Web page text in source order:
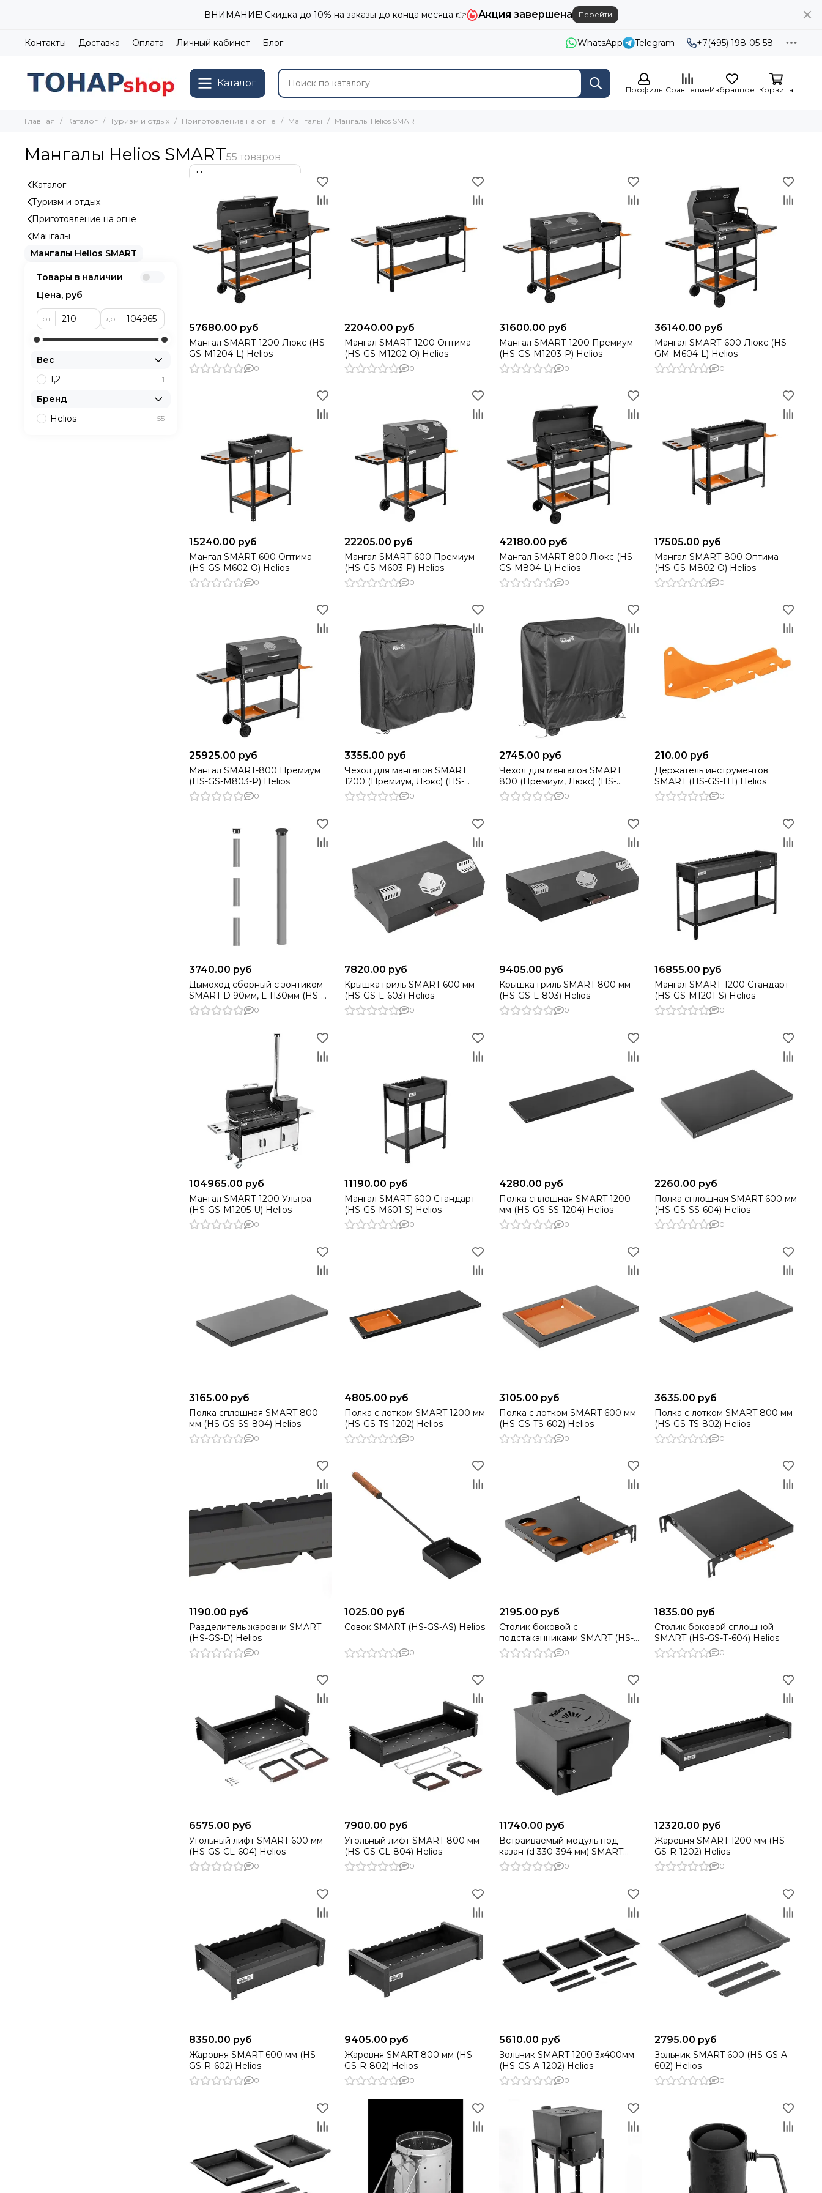
ВНИМАНИЕ! Скидка до 10% на заказы до конца месяца 👉 Акция завершена Перейти
Контакты Доставка Оплата Личный кабинет Блог WhatsApp Telegram +7(495) 198-05-58
Каталог
Профиль СравнениеИзбранное Корзина
Главная Каталог Туризм и отдых Приготовление на огне Мангалы Мангалы Helios SMART
Мангалы Helios SMART
57680.00 руб
Мангал SMART-1200 Люкс (HS-
GS-M1204-L) Helios
0
22040.00 руб
Мангал SMART-1200 Оптима
(HS-GS-M1202-O) Helios
0
31600.00 руб
Мангал SMART-1200 Премиум
(HS-GS-M1203-P) Helios
0
36140.00 руб
Мангал SMART-600 Люкс (HS-
GM-M604-L) Helios
0
15240.00 руб
Мангал SMART-600 Оптима
(HS-GS-M602-O) Helios
0
22205.00 руб
Мангал SMART-600 Премиум
(HS-GS-M603-P) Helios
0
42180.00 руб
Мангал SMART-800 Люкс (HS-
GS-M804-L) Helios
0
17505.00 руб
Мангал SMART-800 Оптима
(HS-GS-M802-O) Helios
0
25925.00 руб
Мангал SMART-800 Премиум
(HS-GS-M803-P) Helios
0
3355.00 руб
Чехол для мангалов SMART
1200 (Премиум, Люкс) (HS-
C1200PL) Helios
0
2745.00 руб
Чехол для мангалов SMART
800 (Премиум, Люкс) (HS-
C800PL) Helios0
210.00 руб
Держатель инструментов
SMART (HS-GS-HT) Helios
0
3740.00 руб
Дымоход сборный с зонтиком
SMART D 90мм, L 1130мм (HS-
GS-D-3) Helios 0
7820.00 руб
Крышка гриль SMART 600 мм
(HS-GS-L-603) Helios
0
9405.00 руб
Крышка гриль SMART 800 мм
(HS-GS-L-803) Helios
0
16855.00 руб
Мангал SMART-1200 Стандарт
(HS-GS-M1201-S) Helios
0
104965.00 руб
Мангал SMART-1200 Ультра
(HS-GS-M1205-U) Helios
0
11190.00 руб
Мангал SMART-600 Стандарт
(HS-GS-M601-S) Helios
0
4280.00 руб
Полка сплошная SMART 1200
мм (HS-GS-SS-1204) Helios
0
2260.00 руб
Полка сплошная SMART 600 мм
(HS-GS-SS-604) Helios
0
3165.00 руб
Полка сплошная SMART 800
мм (HS-GS-SS-804) Helios
0
4805.00 руб
Полка с лотком SMART 1200 мм
(HS-GS-TS-1202) Helios
0
3105.00 руб
Полка с лотком SMART 600 мм
(HS-GS-TS-602) Helios
0
3635.00 руб
Полка с лотком SMART 800 мм
(HS-GS-TS-802) Helios
0
1190.00 руб
Разделитель жаровни SMART
(HS-GS-D) Helios
0
1025.00 руб
Совок SMART (HS-GS-AS) Helios
0
2195.00 руб
Столик боковой c
подстаканниками SMART (HS-
GS-ТGH-602) Helios
0
1835.00 руб
Столик боковой сплошной
SMART (HS-GS-Т-604) Helios
0
6575.00 руб
Угольный лифт SMART 600 мм
(HS-GS-CL-604) Helios
0
7900.00 руб
Угольный лифт SMART 800 мм
(HS-GS-CL-804) Helios
0
11740.00 руб
Встраиваемый модуль под
казан (d 330-394 мм) SMART
(HS-GS-BMK) Helios
0
12320.00 руб
Жаровня SMART 1200 мм (HS-
GS-R-1202) Helios
0
8350.00 руб
Жаровня SMART 600 мм (HS-
GS-R-602) Helios
0
9405.00 руб
Жаровня SMART 800 мм (HS-
GS-R-802) Helios
0
5610.00 руб
Зольник SMART 1200 3х400мм
(HS-GS-A-1202) Helios
0
2795.00 руб
Зольник SMART 600 (HS-GS-A-
602) Helios
0
Каталог
Туризм и отдых
Приготовление на огне
Мангалы
Мангалы Helios SMART
Товары в наличии
Цена, руб
от до
Вес
1,2
1
Бренд
Helios
55